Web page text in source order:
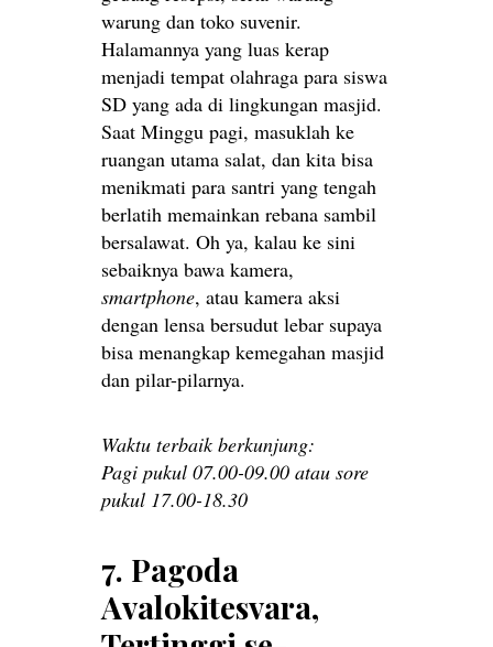
warung dan toko suvenir.
Halamannya yang luas kerap
menjadi tempat olahraga para siswa
SD yang ada di lingkungan masjid.
Saat Minggu pagi, masuklah ke
ruangan utama salat, dan kita bisa
menikmati para santri yang tengah
berlatih memainkan rebana sambil
bersalawat. Oh ya, kalau ke sini
sebaiknya bawa kamera,
smartphone, atau kamera aksi
dengan lensa bersudut lebar supaya
bisa menangkap kemegahan masjid
dan pilar-pilarnya.
Waktu terbaik berkunjung:
Pagi pukul 07.00-09.00 atau sore
pukul 17.00-18.30
7. Pagoda
Avalokitesvara,